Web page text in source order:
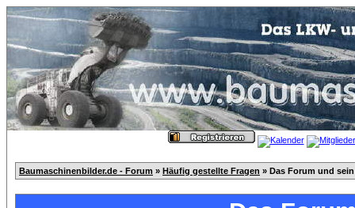
Baumaschinenbilder.de - Forum » Häufig gestellte Fragen » Das Forum und